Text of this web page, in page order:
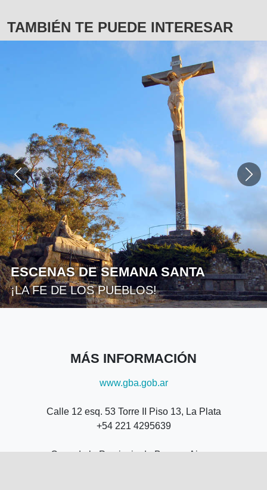
TAMBIÉN TE PUEDE INTERESAR
ESCENAS DE SEMANA SANTA
¡LA FE DE LOS PUEBLOS!
MÁS INFORMACIÓN
www.gba.gob.ar
Calle 12 esq. 53 Torre II Piso 13, La Plata
+54 221 4295639
Casa de la Provincia de Buenos Aires -